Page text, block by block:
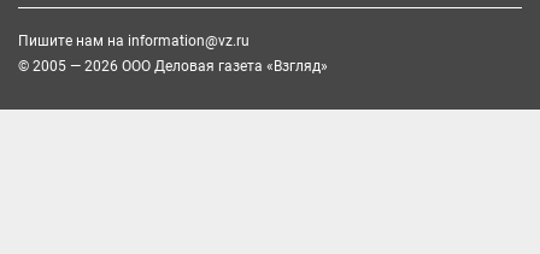
Пишите нам на information@vz.ru
© 2005 — 2026 ООО Деловая газета «Взгляд»